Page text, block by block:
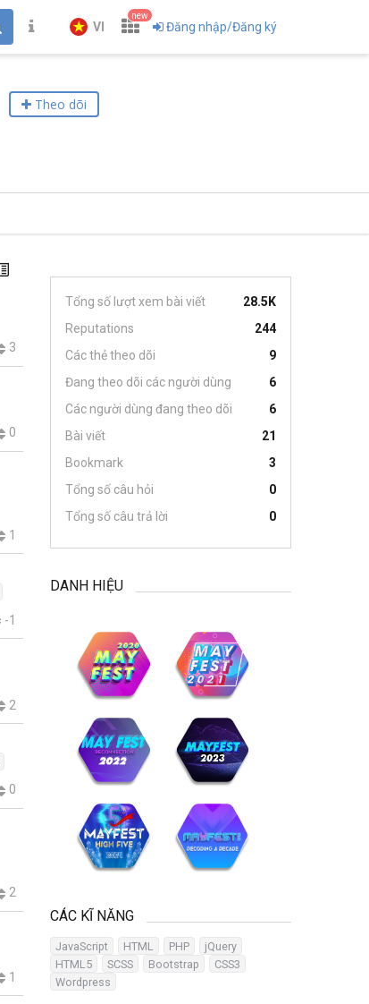
VI
new
Đăng nhập/Đăng ký
Theo dõi
3
0
1
-1
2
0
2
1
Tổng số lượt xem bài viết
28.5K
Reputations
244
Các thẻ theo dõi
9
Đang theo dõi các người dùng
6
Các người dùng đang theo dõi
6
Bài viết
21
Bookmark
3
Tổng số câu hỏi
0
Tổng số câu trả lời
0
DANH HIỆU
CÁC KĨ NĂNG
JavaScript HTML PHP
jQuery
HTML5
SCSS Bootstrap
CSS3
Wordpress